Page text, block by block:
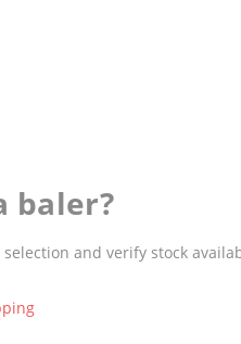
baler?
and verify stock